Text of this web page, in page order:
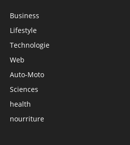
Business
Lifestyle
Technologie
Web
Auto-Moto
Sciences
health
nourriture